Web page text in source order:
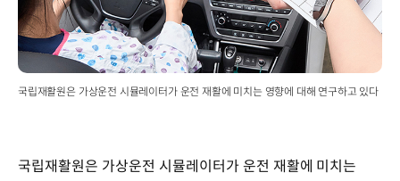
국립재활원은 가상운전 시뮬레이터가 운전 재활에 미치는 영향에 대해 연구하고 있다
국립재활원은 가상운전 시뮬레이터가 운전 재활에 미치는